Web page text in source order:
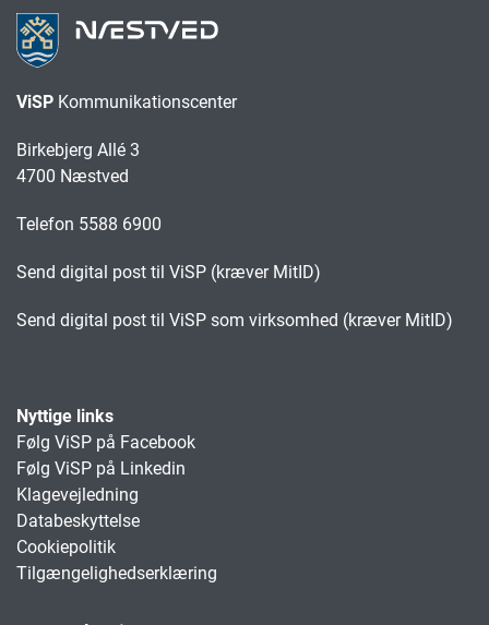
ViSP Kommunikationscenter
Birkebjerg Allé 3
4700 Næstved
Telefon 5588 6900
Send digital post til ViSP (kræver MitID)
Send digital post til ViSP som virksomhed (kræver MitID)
Nyttige links
Følg ViSP på Facebook
Følg ViSP på Linkedin
Klagevejledning
Databeskyttelse
Cookiepolitik
Tilgængelighedserklæring